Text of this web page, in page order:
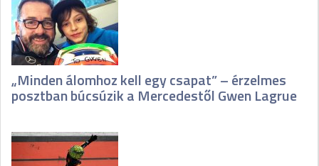
„Minden álomhoz kell egy csapat” – érzelmes
posztban búcsúzik a Mercedestől Gwen Lagrue